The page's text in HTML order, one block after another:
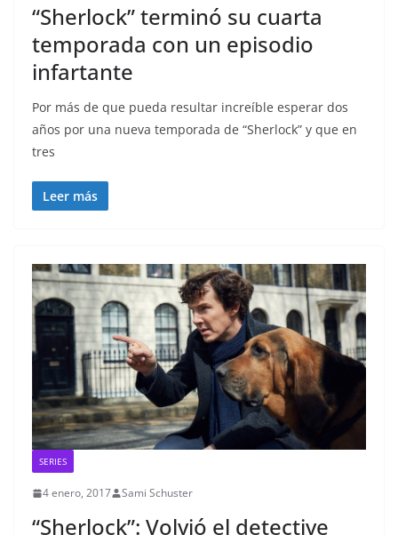
“Sherlock” terminó su cuarta
temporada con un episodio
infartante
Por más de que pueda resultar increíble esperar dos
años por una nueva temporada de “Sherlock” y que en
tres
Leer más
SERIES
4 enero, 2017 Sami Schuster
“Sherlock”: Volvió el detective